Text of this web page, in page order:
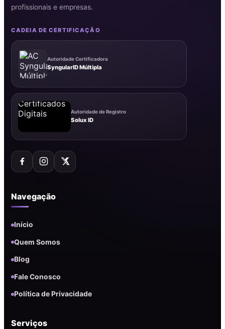
profissionais e empresas.
CADEIA DE CERTIFICAÇÃO
Autoridade Certificadora
SyngularID Múltipla
Autoridade de Registro
Solux ID
Navegação
Início
Quem Somos
Blog
Fale Conosco
Política de Privacidade
Serviços